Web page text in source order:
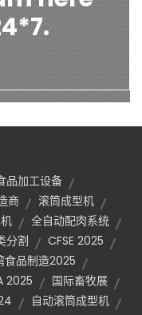
品加工设备
商
滚筒成型机
全自动配肉系统
分割
CFSE 2025
食品制造2025
2025
国际畜牧展
自动滚筒成型机